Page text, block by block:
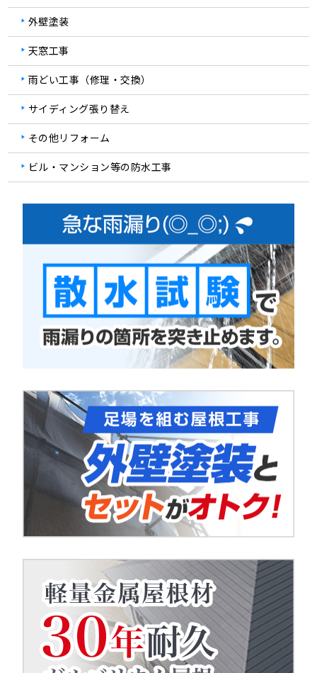
外壁塗装
天窓工事
雨どい工事（修理・交換）
サイディング張り替え
その他リフォーム
ビル・マンション等の防水工事